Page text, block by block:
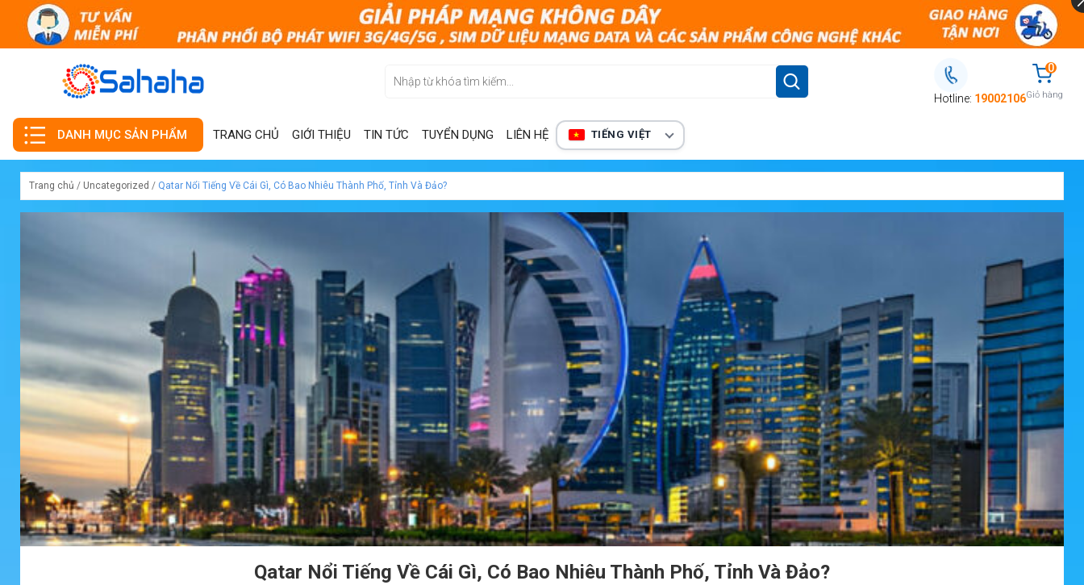
Hotline: 19002106
0
Giỏ hàng
DANH MỤC SẢN PHẨM TRANG CHỦ GIỚI THIỆU TIN TỨC TUYỂN DỤNG LIÊN HỆ TIẾNG VIỆT
Trang chủ / Uncategorized / Qatar Nổi Tiếng Về Cái Gì, Có Bao Nhiêu Thành Phố, Tỉnh Và Đảo?
Qatar Nổi Tiếng Về Cái Gì, Có Bao Nhiêu Thành Phố, Tỉnh Và Đảo?